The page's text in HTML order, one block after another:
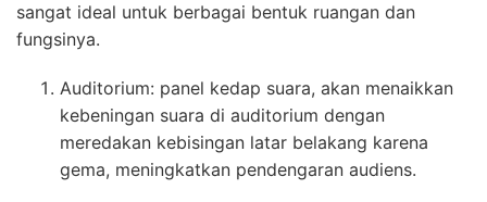
sangat ideal untuk berbagai bentuk ruangan dan
fungsinya.
Auditorium: panel kedap suara, akan menaikkan
kebeningan suara di auditorium dengan
meredakan kebisingan latar belakang karena
gema, meningkatkan pendengaran audiens.